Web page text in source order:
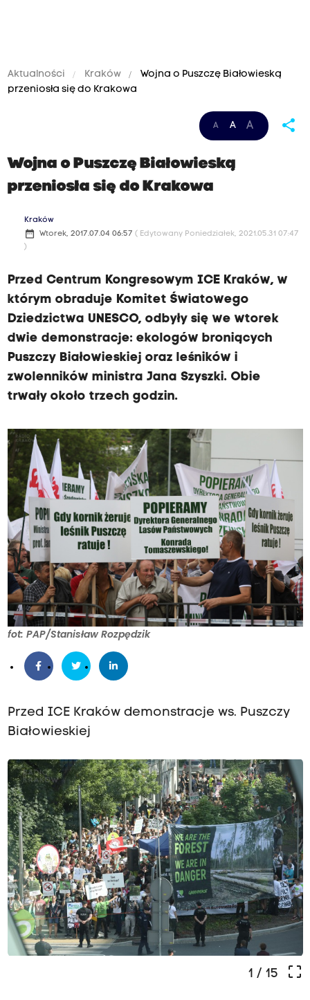
Aktualności Kraków
Wojna o Puszczę Białowieską
przeniosła się do Krakowa
A A A share
Wojna o Puszczę Białowieską
przeniosła się do Krakowa
Kraków
date_range Wtorek, 2017.07.04 06:57 ( Edytowany Poniedziałek, 2021.05.31 07:47
)
Przed Centrum Kongresowym ICE Kraków, w
którym obraduje Komitet Światowego
Dziedzictwa UNESCO, odbyły się we wtorek
dwie demonstracje: ekologów broniących
Puszczy Białowieskiej oraz leśników i
zwolenników ministra Jana Szyszki. Obie
trwały około trzech godzin.
fot: PAP/Stanisław Rozpędzik
Przed ICE Kraków demonstracje ws. Puszczy
Białowieskiej
crop_free
1 / 15